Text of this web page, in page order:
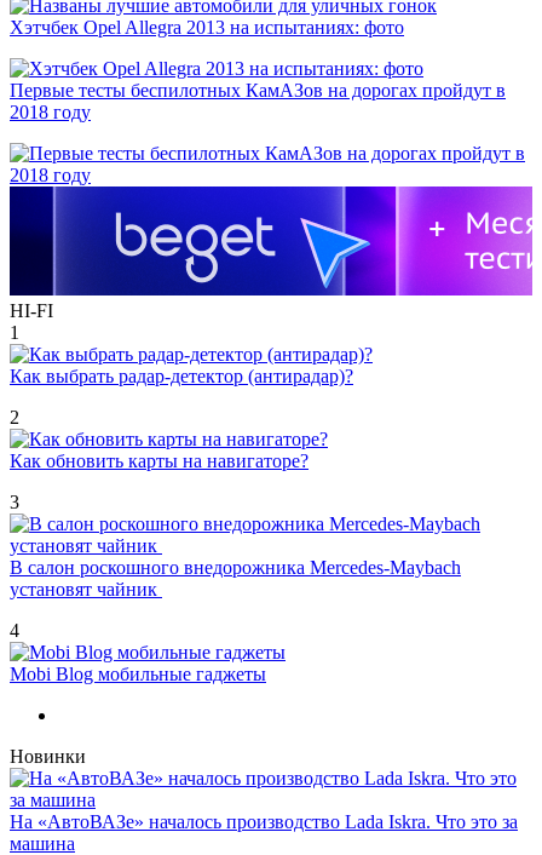
Хэтчбек Opel Allegra 2013 на испытаниях: фото
Первые тесты беспилотных КамАЗов на дорогах пройдут в
2018 году
HI-FI
1
Как выбрать радар-детектор (антирадар)?
2
Как обновить карты на навигаторе?
3
В салон роскошного внедорожника Mercedes-Maybach
установят чайник
4
Mobi Blog мобильные гаджеты
Новинки
На «АвтоВАЗе» началось производство Lada Iskra. Что это за
машина